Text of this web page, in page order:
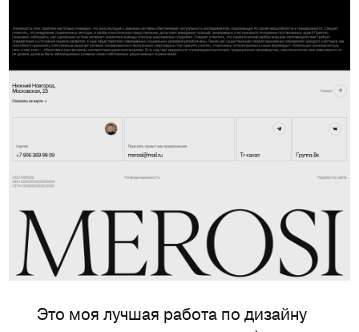
Это моя лучшая работа по дизайну